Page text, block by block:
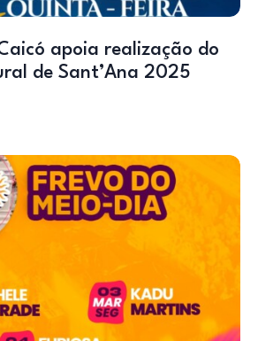
apoia realização do
de Sant’Ana 2025